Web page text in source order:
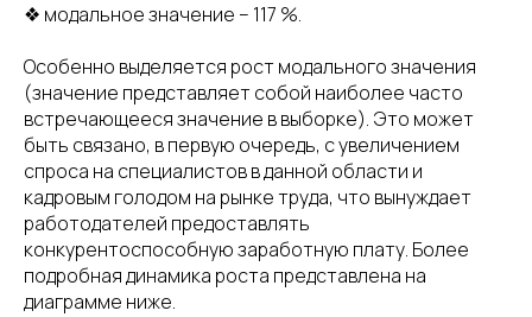
❖ модальное значение – 117 %.
Особенно выделяется рост модального значения
(значение представляет собой наиболее часто
встречающееся значение в выборке). Это может
быть связано, в первую очередь, с увеличением
спроса на специалистов в данной области и
кадровым голодом на рынке труда, что вынуждает
работодателей предоставлять
конкурентоспособную заработную плату. Более
подробная динамика роста представлена на
диаграмме ниже.